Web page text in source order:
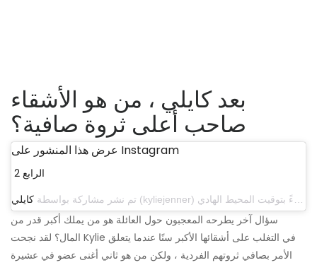
بعد كايلي ، من هو الأشقاء
صاحب أعلى ثروة صافية؟
عرض هذا المنشور على Instagram
2 الرابع
تم نشر مشاركة بواسطة كايلي
سؤال آخر يطرحه المعجبون حول العائلة هو من يملك أكبر قدر من
المال؟ لقد نجحت Kylie في التغلب على أشقائها الأكبر سنًا عندما يتعلق
الأمر بصافي ثروتهم الفردية ، ولكن من هو ثاني أغنى عضو في عشيرة